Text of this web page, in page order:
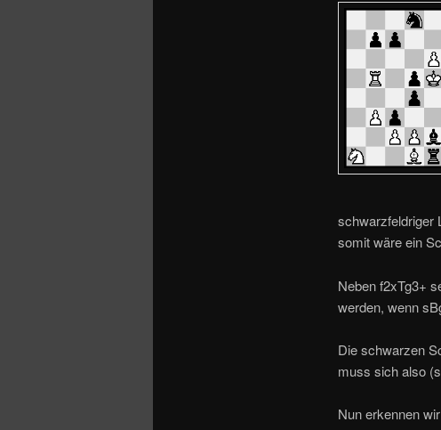
schwarzfeldriger
somit wäre ein
Neben f2xTg3+
werden, wenn
Die schwarzen
muss sich also
Nun erkennen